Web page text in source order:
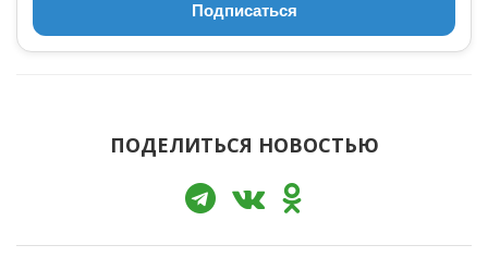
Подписаться
ПОДЕЛИТЬСЯ НОВОСТЬЮ